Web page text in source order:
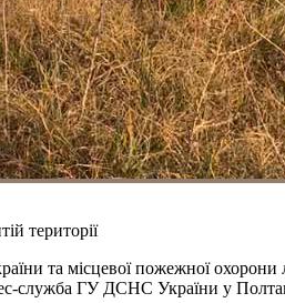
території
та місцевої пожежної охорони
служба ГУ ДСНС України у